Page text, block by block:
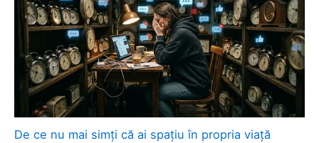
De ce nu mai simți că ai spațiu în propria viață